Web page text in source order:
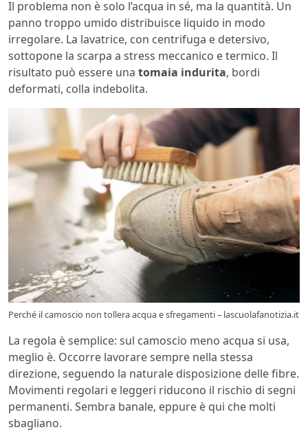
Il problema non è solo l’acqua in sé, ma la quantità. Un
panno troppo umido distribuisce liquido in modo
irregolare. La lavatrice, con centrifuga e detersivo,
sottopone la scarpa a stress meccanico e termico. Il
risultato può essere una tomaia indurita, bordi
deformati, colla indebolita.
Perché il camoscio non tollera acqua e sfregamenti – lascuolafanotizia.it
La regola è semplice: sul camoscio meno acqua si usa,
meglio è. Occorre lavorare sempre nella stessa
direzione, seguendo la naturale disposizione delle fibre.
Movimenti regolari e leggeri riducono il rischio di segni
permanenti. Sembra banale, eppure è qui che molti
sbagliano.